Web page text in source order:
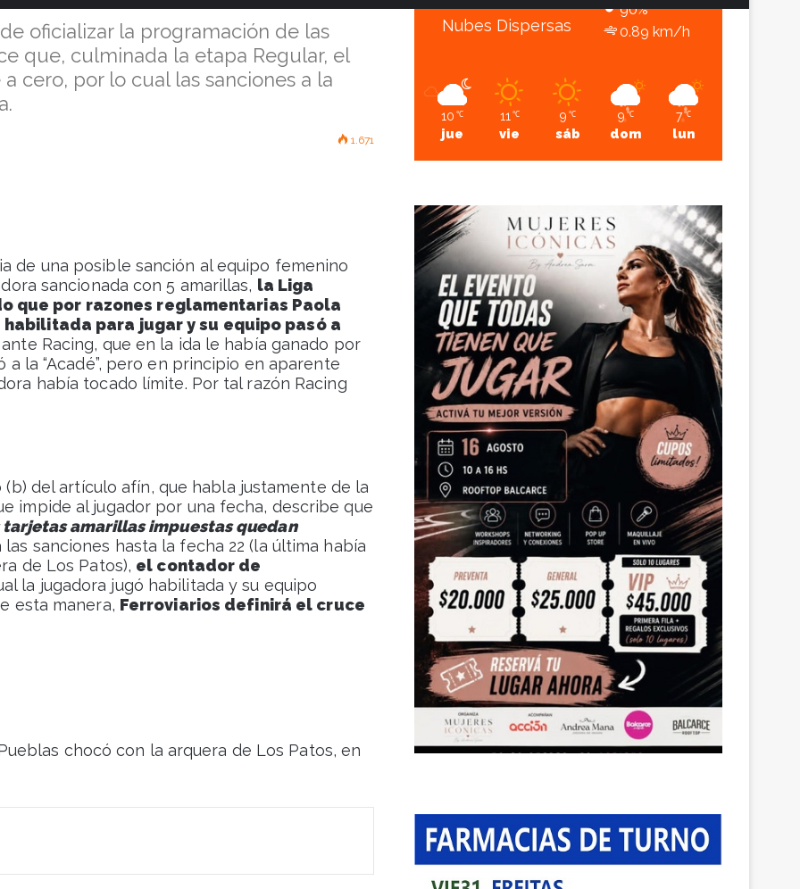
oficializar la programación de las
que, culminada la etapa Regular, el
cero, por lo cual las sanciones a la
1.671
de una posible sanción al equipo femenino
sancionada con 5 amarillas, la Liga
que por razones reglamentarias Paola
para jugar y su equipo pasó a
Racing, que en la ida le había ganado por
la “Acadé”, pero en principio en aparente
había tocado límite. Por tal razón Racing
del artículo afín, que habla justamente de la
impide al jugador por una fecha, describe que
tarjetas amarillas impuestas quedan
sanciones hasta la fecha 22 (la última había
de Los Patos), el contador de
la jugadora jugó habilitada y su equipo
esta manera, Ferroviarios definirá el cruce
chocó con la arquera de Los Patos, en
Nubes Dispersas
90%
0.89 km/h
10 ℃
jue
11 ℃
vie
9 ℃
sáb
9 ℃
dom
7 ℃
lun